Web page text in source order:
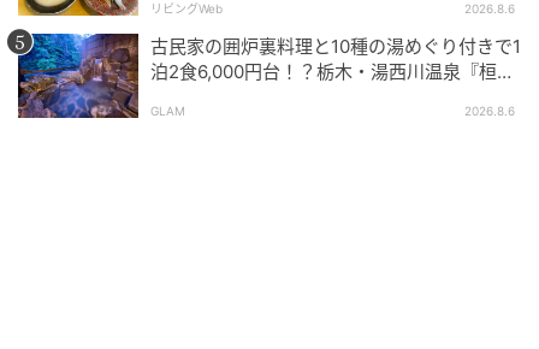
リビングWeb 2026.8.6
古民家の囲炉裏料理と10種の湯めぐり付きで1
泊2食6,000円台！？栃木・湯西川温泉『桓武
GLAM 2026.8.6